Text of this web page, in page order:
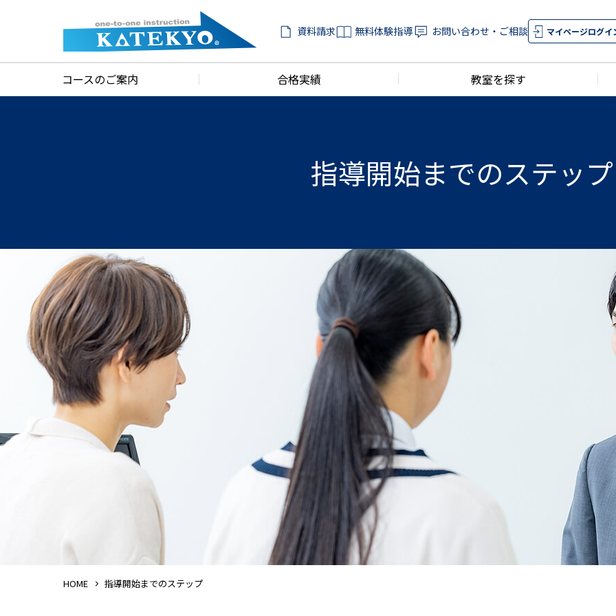
資料請求 無料体験指導 お問い合わせ・ご相談 マイページログイ
コースのご案内 合格実績 教室を探す
指導開始までのステップ
HOME 指導開始までのステップ